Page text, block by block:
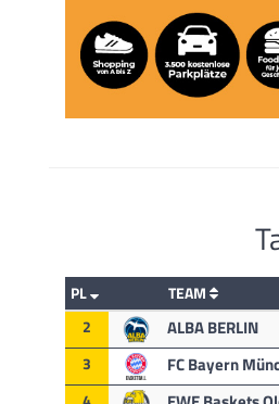
PL TEAM
2
ALBA BERLIN
3
FC Bayern